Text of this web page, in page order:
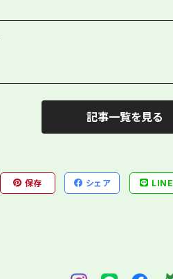
記事一覧を見る
保存 シェア LINE